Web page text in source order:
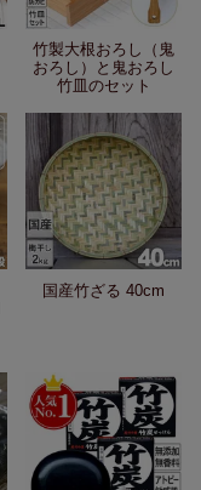
竹製大根おろし（鬼
おろし）と鬼おろし
竹皿のセット
国産竹ざる 40cm